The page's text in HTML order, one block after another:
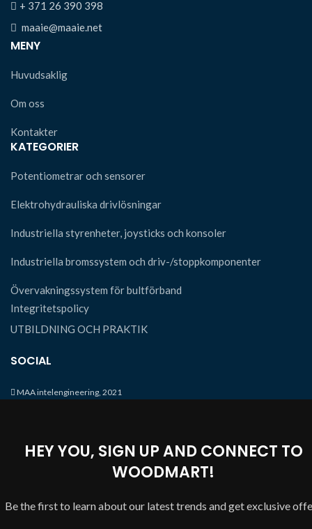
+ 371 26 390 398
maaie@maaie.net
MENY
Huvudsaklig
Om oss
Kontakter
KATEGORIER
Potentiometrar och sensorer
Elektrohydrauliska drivlösningar
Industriella styrenheter, joysticks och konsoler
Industriella bromssystem och driv-/stoppkomponenter
Övervakningssystem för bultförband
Integritetspolicy
UTBILDNING OCH PRAKTIK
SOCIAL
MAA intelengineering, 2021
HEY YOU, SIGN UP AND CONNECT TO
WOODMART!
Be the first to learn about our latest trends and get exclusive